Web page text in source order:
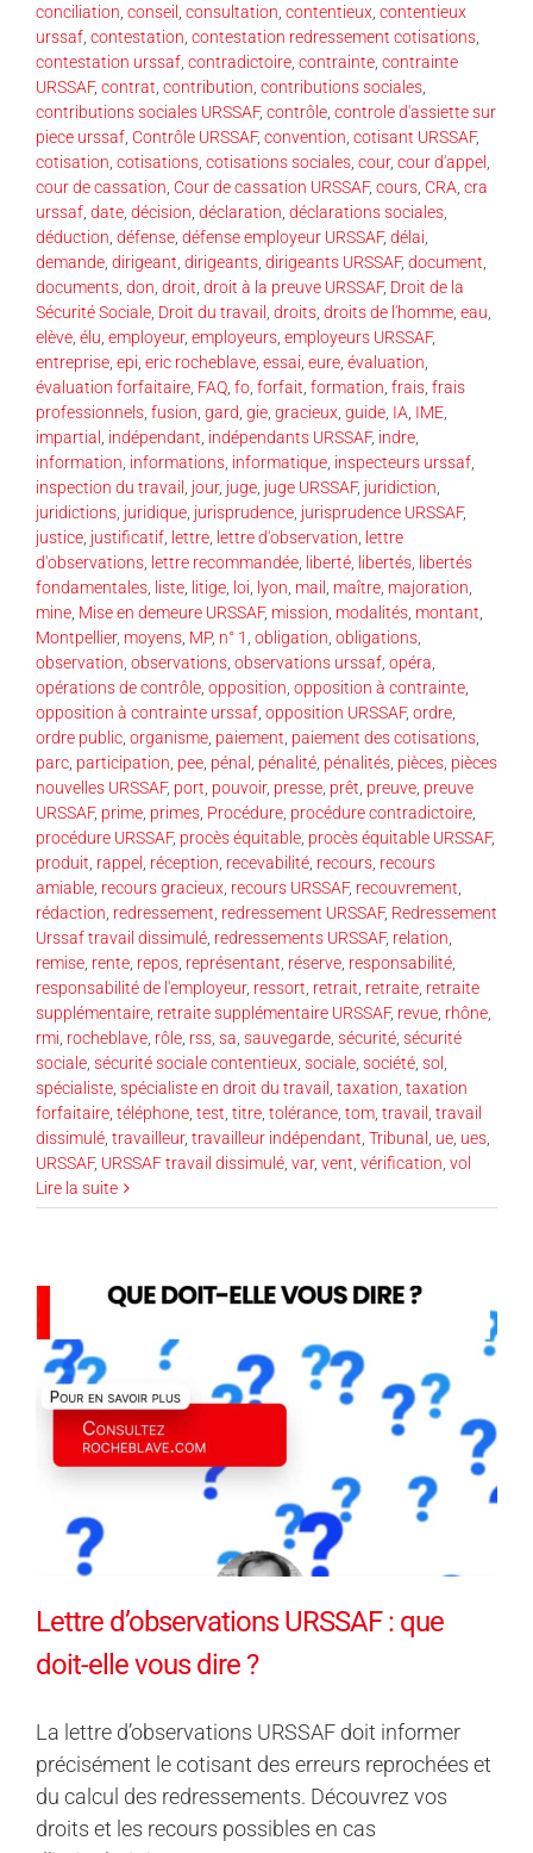
conciliation conseil consultation contentieux contentieux
urssaf contestation contestation redressement cotisations
contestation urssaf contradictoire contrainte contrainte
URSSAF, contrat contribution contributions sociales
contributions sociales URSSAF, contrôle controle d'assiette sur
piece urssaf Contrôle URSSAF, convention cotisant URSSAF,
cotisation cotisations cotisations sociales cour, cour d'appel
cour de cassation Cour de cassation URSSAF, cours CRA cra
urssaf date décision déclaration déclarations sociales
déduction défense défense employeur URSSAF, délai
demande dirigeant dirigeants dirigeants URSSAF, document
documents don droit droit à la preuve URSSAF, Droit de la
Sécurité Sociale Droit du travail droits droits de l'homme eau
elève élu employeur, employeurs employeurs URSSAF,
entreprise epi eric rocheblave essai eure évaluation
évaluation forfaitaire FAQ fo forfait formation frais frais
professionnels fusion gard gie gracieux guide IA IME
impartial
indépendant indépendants URSSAF, indre
information informations informatique inspecteurs urssaf
inspection du travail
jour, juge juge URSSAF, juridiction
juridictions juridique jurisprudence jurisprudence URSSAF,
justice justificatif lettre lettre d'observation
lettre
d'observations lettre recommandée liberté libertés
libertés
fondamentales
liste litige loi lyon mail maître majoration
mine Mise en demeure URSSAF, mission modalités montant
Montpellier, moyens MP, n° 1 obligation obligations
observation observations observations urssaf opéra
opérations de contrôle opposition opposition à contrainte
opposition à contrainte urssaf opposition URSSAF, ordre
ordre public organisme paiement paiement des cotisations
parc participation pee pénal pénalité pénalités pièces pièces
nouvelles URSSAF, port pouvoir, presse prêt preuve preuve
URSSAF, prime primes Procédure procédure contradictoire
procédure URSSAF, procès équitable procès équitable URSSAF,
produit rappel réception recevabilité recours recours
amiable recours gracieux recours URSSAF, recouvrement
rédaction redressement redressement URSSAF, Redressement
Urssaf travail dissimulé redressements URSSAF, relation
remise rente repos représentant réserve responsabilité
responsabilité de l'employeur, ressort retrait retraite retraite
supplémentaire retraite supplémentaire URSSAF, revue rhône
rmi rocheblave rôle rss sa sauvegarde sécurité sécurité
sociale sécurité sociale contentieux sociale société sol
spécialiste spécialiste en droit du travail taxation taxation
forfaitaire téléphone test titre tolérance tom travail
travail
dissimulé travailleur, travailleur indépendant Tribunal ue ues
URSSAF, URSSAF travail dissimulé var, vent vérification vol
Lire la suite
Lettre d’observations URSSAF : que
doit-elle vous dire ?
La lettre d’observations URSSAF doit informer
précisément le cotisant des erreurs reprochées et
du calcul des redressements. Découvrez vos
droits et les recours possibles en cas